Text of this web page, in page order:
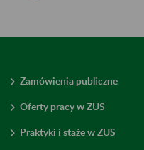
Zamówienia publiczne
Oferty pracy w ZUS
Praktyki i staże w ZUS